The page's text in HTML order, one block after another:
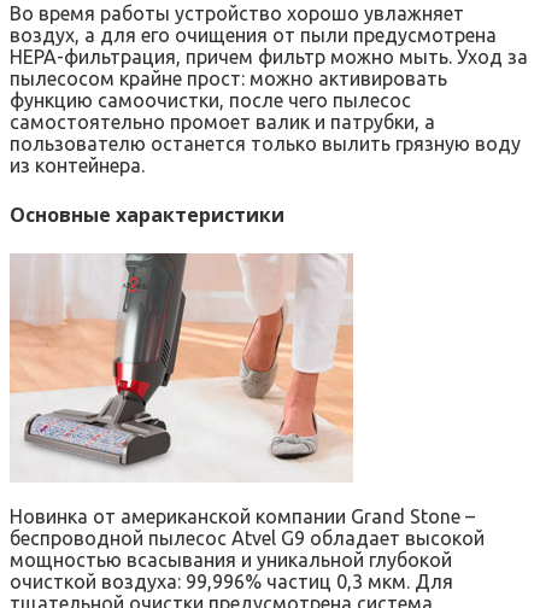
Во время работы устройство хорошо увлажняет
воздух, а для его очищения от пыли предусмотрена
HEPA-фильтрация, причем фильтр можно мыть. Уход за
пылесосом крайне прост: можно активировать
функцию самоочистки, после чего пылесос
самостоятельно промоет валик и патрубки, а
пользователю останется только вылить грязную воду
из контейнера.
Основные характеристики
Новинка от американской компании Grand Stone –
беспроводной пылесос Atvel G9 обладает высокой
мощностью всасывания и уникальной глубокой
очисткой воздуха: 99,996% частиц 0,3 мкм. Для
тщательной очистки предусмотрена система